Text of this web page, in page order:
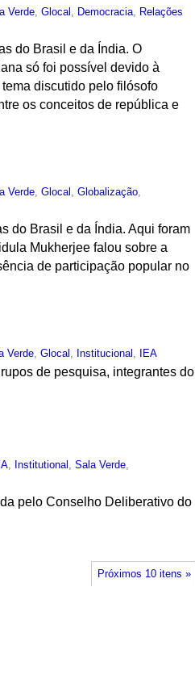
Verde,Glocal , Democracia, Relações
do Brasil e da Índia. O
só foi possível devido à
discutido pelo filósofo
os conceitos de república e
Verde ,Glocal ,Globalização
do Brasil e da Índia. Aqui foram
Mukherjee falou sobre a
de participação popular no
Verde ,Glocal Institucional IEA
de pesquisa, integrantes do
, Institutional ,Sala Verde,
pelo Conselho Deliberativo do
Próximos 10 itens »